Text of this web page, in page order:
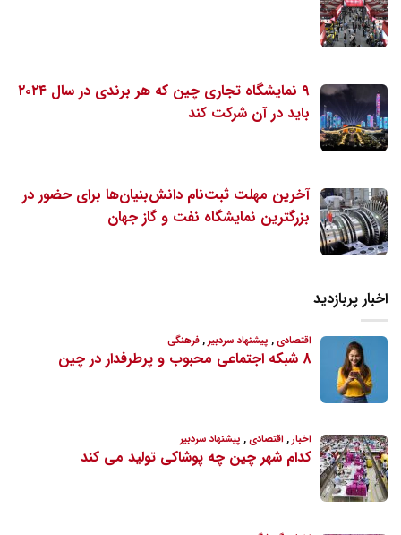
۹ نمایشگاه تجاری چین که هر برندی در سال ۲۰۲۴
باید در آن شرکت کند
آخرین مهلت ثبت‌نام دانش‌بنیان‌ها برای حضور در
بزرگترین نمایشگاه نفت و گاز جهان
اخبار پربازدید